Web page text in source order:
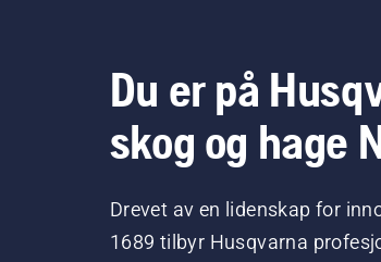
Du er på
skog og hage
Drevet av en lidenskap for
1689 tilbyr Husqvarna